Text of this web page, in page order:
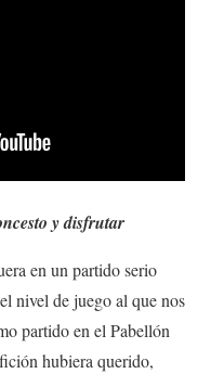
y disfrutar
en un partido serio
nivel de juego al que nos
partido en el Pabellón
hubiera querido,